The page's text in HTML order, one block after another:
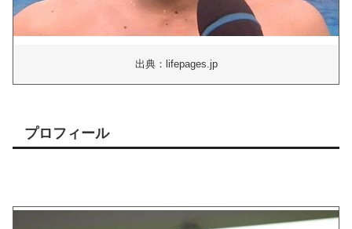
出典：lifepages.jp
プロフィール